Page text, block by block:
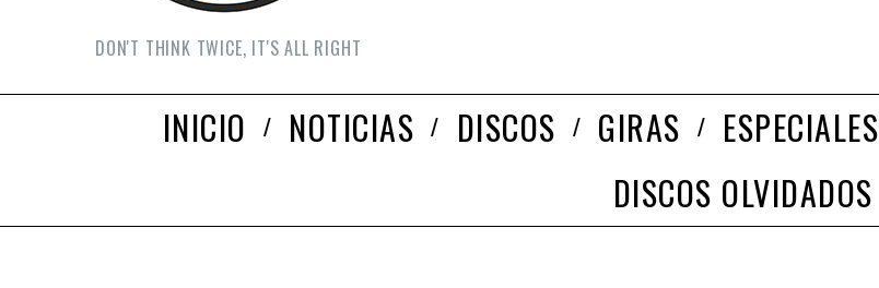
DON'T THINK TWICE, IT'S ALL RIGHT
INICIO NOTICIAS DISCOS GIRAS ESPECIALES
DISCOS OLVIDADOS